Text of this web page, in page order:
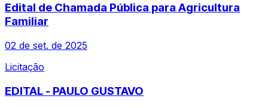
Edital de Chamada Pública para Agricultura
Familiar
02 de set. de 2025
Licitação
EDITAL - PAULO GUSTAVO